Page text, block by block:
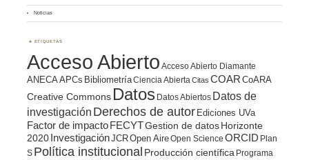
Noticias
ETIQUETAS
Acceso Abierto Acceso Abierto Diamante
ANECA APCs BibliometríaCiencia Abierta Citas COAR CoARA
Creative Commons Datos Datos Abiertos Datos de
investigación Derechos de autor Ediciones UVa
Factor de impacto FECYTGestion de datosHorizonte
2020 InvestigaciónJCROpen AireOpen Science ORCID Plan
S Política institucional Producción científica Programa